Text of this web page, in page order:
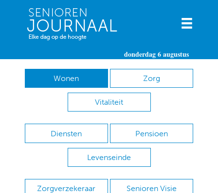
donderdag 6 augustus
Wonen Zorg
Vitaliteit
Diensten Pensioen
Levenseinde
Zorgverzekeraar Senioren Visie